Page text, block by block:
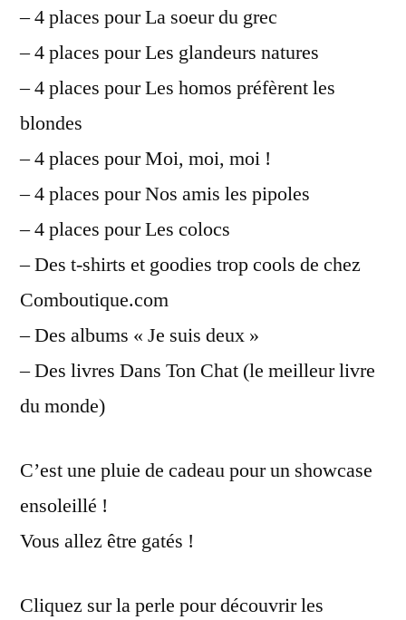
– 4 places pour La soeur du grec
– 4 places pour Les glandeurs natures
– 4 places pour Les homos préfèrent les
blondes
– 4 places pour Moi, moi, moi !
– 4 places pour Nos amis les pipoles
– 4 places pour Les colocs
– Des t-shirts et goodies trop cools de chez
Comboutique.com
– Des albums « Je suis deux »
– Des livres Dans Ton Chat (le meilleur livre
du monde)
C’est une pluie de cadeau pour un showcase
ensoleillé !
Vous allez être gatés !
Cliquez sur la perle pour découvrir les